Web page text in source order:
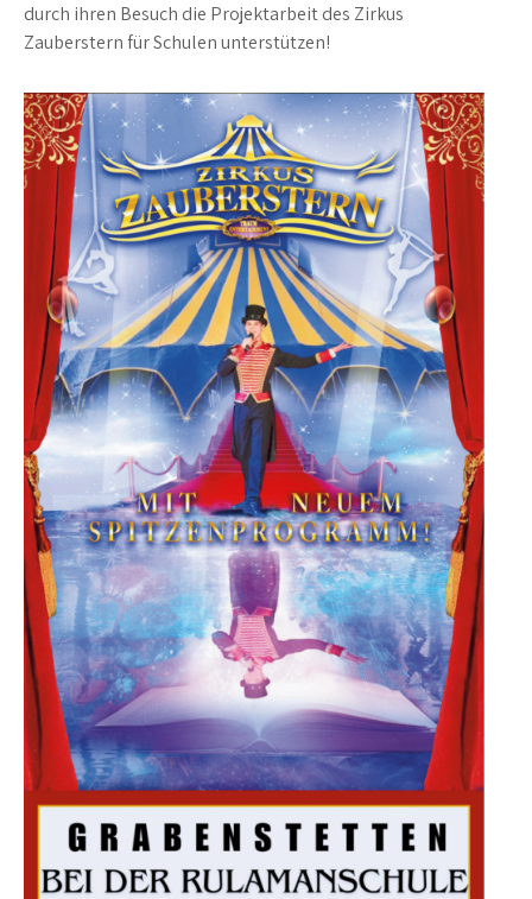
durch ihren Besuch die Projektarbeit des Zirkus
Zauberstern für Schulen unterstützen!